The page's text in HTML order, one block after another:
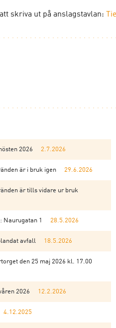
skriva ut på anslagstavlan:
2026 2.7.2026
är i bruk igen 29.6.2026
är tills vidare ur bruk
Naurugatan 1 28.5.2026
avfall 18.5.2026
den 25 maj 2026 kl. 17.00
2026 12.2.2026
4.12.2025